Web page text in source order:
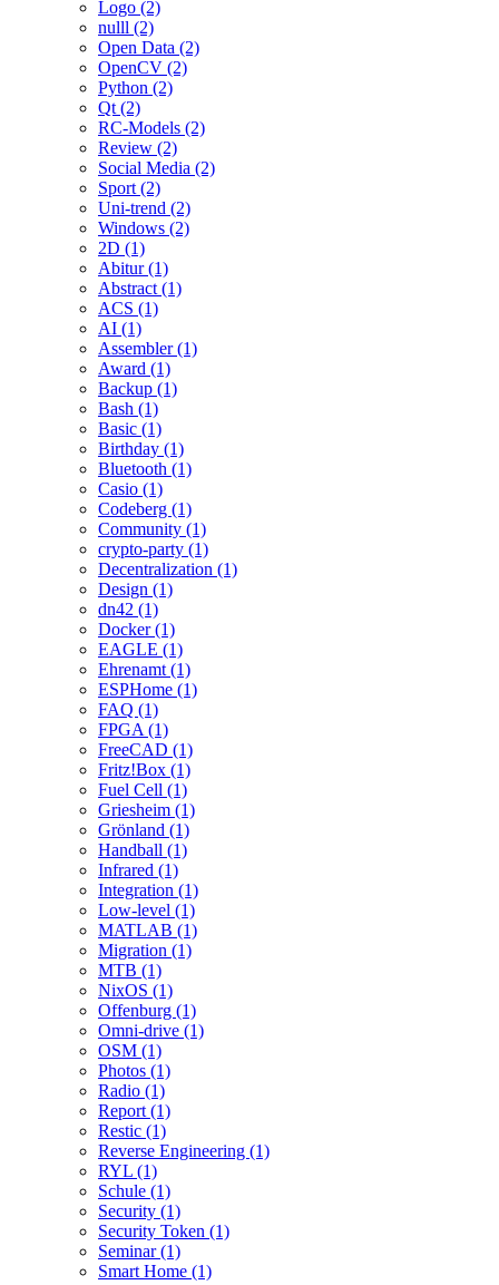
Logo (2)
nulll (2)
Open Data (2)
OpenCV (2)
Python (2)
Qt (2)
RC-Models (2)
Review (2)
Social Media (2)
Sport (2)
Uni-trend (2)
Windows (2)
2D (1)
Abitur (1)
Abstract (1)
ACS (1)
AI (1)
Assembler (1)
Award (1)
Backup (1)
Bash (1)
Basic (1)
Birthday (1)
Bluetooth (1)
Casio (1)
Codeberg (1)
Community (1)
crypto-party (1)
Decentralization (1)
Design (1)
dn42 (1)
Docker (1)
EAGLE (1)
Ehrenamt (1)
ESPHome (1)
FAQ (1)
FPGA (1)
FreeCAD (1)
Fritz!Box (1)
Fuel Cell (1)
Griesheim (1)
Grönland (1)
Handball (1)
Infrared (1)
Integration (1)
Low-level (1)
MATLAB (1)
Migration (1)
MTB (1)
NixOS (1)
Offenburg (1)
Omni-drive (1)
OSM (1)
Photos (1)
Radio (1)
Report (1)
Restic (1)
Reverse Engineering (1)
RYL (1)
Schule (1)
Security (1)
Security Token (1)
Seminar (1)
Smart Home (1)